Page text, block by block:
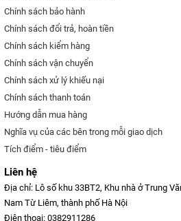
Chính sách bảo hành
Chính sách đổi trả, hoàn tiền
Chính sách kiểm hàng
Chính sách vận chuyển
Chính sách xử lý khiếu nại
Chính sách thanh toán
Hướng dẫn mua hàng
Nghĩa vụ của các bên trong mỗi giao dịch
Tích điểm - tiêu điểm
Liên hệ
Địa chỉ: Lô số khu 33BT2, Khu nhà ở Trung
Nam Từ Liêm, thành phố Hà Nội
Điện thoại: 0382911286